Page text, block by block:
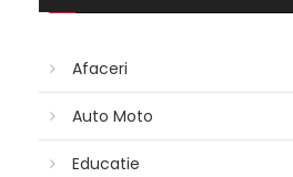
Afaceri
Auto Moto
Educatie